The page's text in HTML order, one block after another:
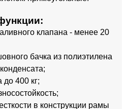
клапана - менее 20
бачка из полиэтилена
до 400 кг;
в конструкции рамы